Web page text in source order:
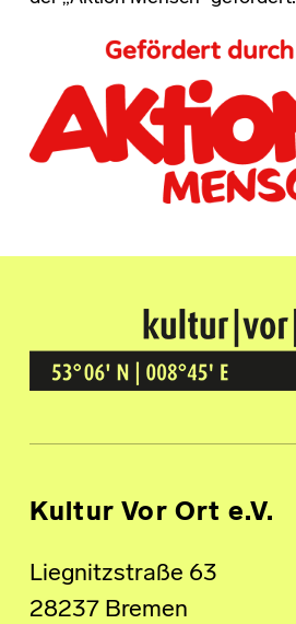
Kultur Vor Ort
BREMEN GRÖPELINGEN
Kultur Vor Ort e.V.
Liegnitzstraße 63
28237 Bremen